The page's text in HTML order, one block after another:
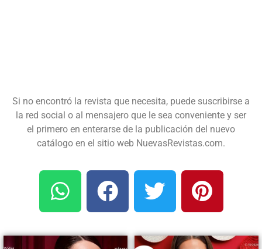
Si no encontró la revista que necesita, puede suscribirse a
la red social o al mensajero que le sea conveniente y ser
el primero en enterarse de la publicación del nuevo
catálogo en el sitio web NuevasRevistas.com.